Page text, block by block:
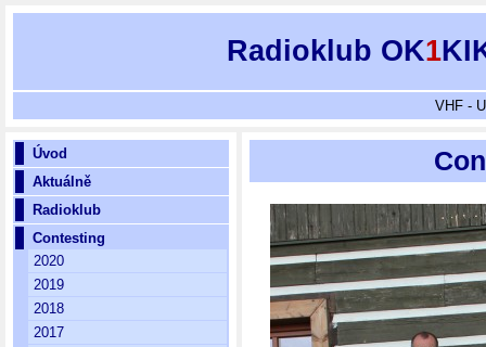
Radioklub OK1
VHF -
Úvod
Aktuálně
Radioklub
Contesting
2020
2019
2018
2017